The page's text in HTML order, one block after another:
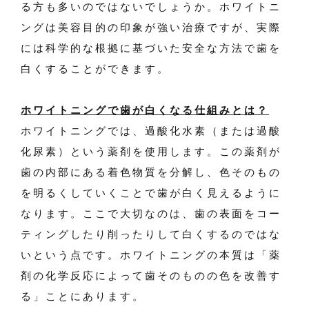
る方も多いのではないでしょうか。ホワイトニ
ングは美容目的の印象が強い治療ですが、実際
には科学的な根拠に基づいた安全な方法で歯を
白くすることができます。
ホワイトニングで歯が白くなる仕組みとは？
ホワイトニングでは、過酸化水素（または過酸
化尿素）という薬剤を使用します。この薬剤が
歯の内部にある着色物質を分解し、色そのもの
を明るくしていくことで歯が白く見えるように
なります。ここで大切なのは、歯の表面をコー
ティングしたり削ったりして白くするのではな
いという点です。ホワイトニングの本質は「薬
剤の化学反応によって歯そのものの色を改善す
る」ことにあります。